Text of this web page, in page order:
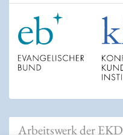
Arbeitswerk der EKD